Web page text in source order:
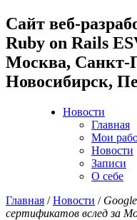
Cайт веб-
Ruby on Rails
Москва, Санкт-
Новосибирск,
Новости
Главная
Мои
Новости
Записи
О себе
Главная /Новости /
сертификатов вслед за